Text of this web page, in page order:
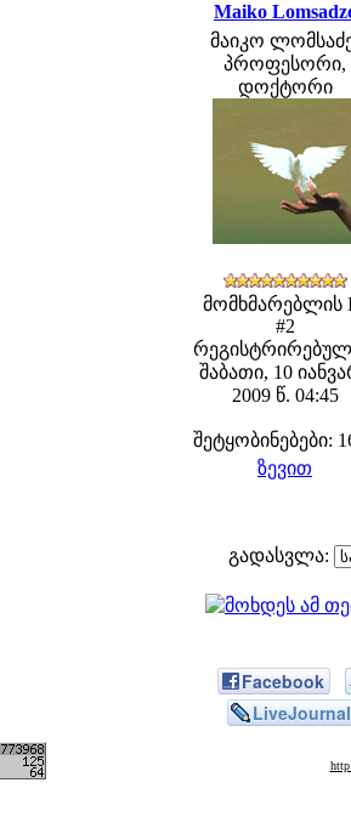
Maiko
მაიკო
პროფესორი,
დოქტორი
მომხმარებლის
#2
შაბათი, 10
2009 წ. 04:45
შეტყობინებები:
ზევით
გადასვლა:
Facebook
LiveJournal